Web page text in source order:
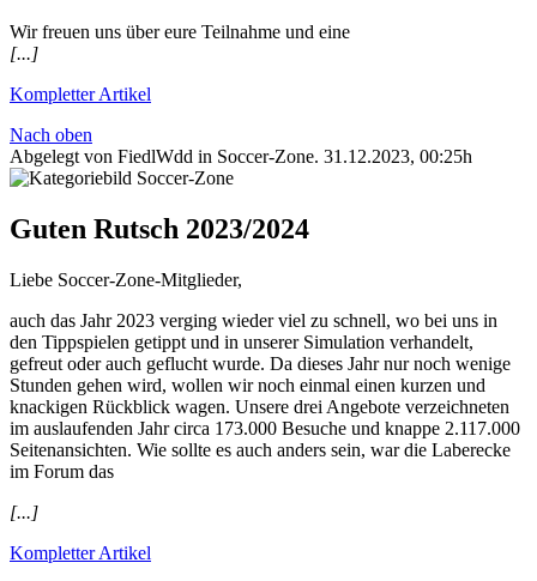
Wir freuen uns über eure Teilnahme und eine
[...]
Kompletter Artikel
Nach oben
Abgelegt von FiedlWdd in Soccer-Zone. 31.12.2023, 00:25h
Guten Rutsch 2023/2024
Liebe Soccer-Zone-Mitglieder,
auch das Jahr 2023 verging wieder viel zu schnell, wo bei uns in
den Tippspielen getippt und in unserer Simulation verhandelt,
gefreut oder auch geflucht wurde. Da dieses Jahr nur noch wenige
Stunden gehen wird, wollen wir noch einmal einen kurzen und
knackigen Rückblick wagen. Unsere drei Angebote verzeichneten
im auslaufenden Jahr circa 173.000 Besuche und knappe 2.117.000
Seitenansichten. Wie sollte es auch anders sein, war die Laberecke
im Forum das
[...]
Kompletter Artikel